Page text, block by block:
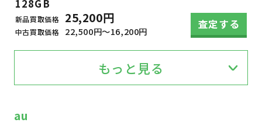
128GB
新品買取価格 25,200円
中古買取価格 22,500円～16,200円
査定する
もっと見る
au